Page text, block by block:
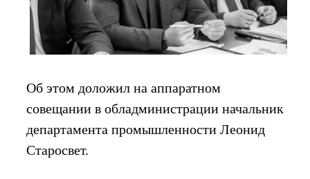
Об этом доложил на аппаратном
совещании в обладминистрации начальник
департамента промышленности Леонид
Старосвет.